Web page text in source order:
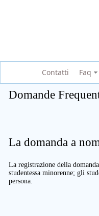
Contatti Faq
Domande
La domanda a
La registrazione della
studentessa minorenne; gli
persona.